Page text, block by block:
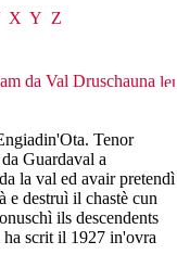
X Y Z
da Val Druschauna
Tenor
Guardaval a
la val ed avair pretendì
e destruì il chastè cun
ils descendents
ha scrit il 1927 in'ovra